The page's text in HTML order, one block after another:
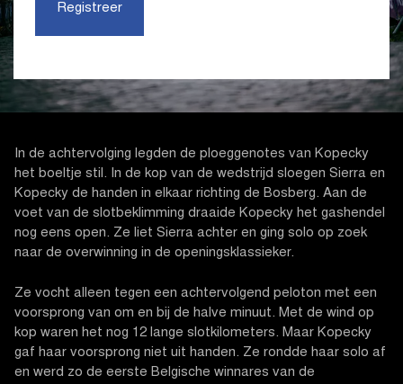
In de achtervolging legden de ploeggenotes van Kopecky
het boeltje stil. In de kop van de wedstrijd sloegen Sierra en
Kopecky de handen in elkaar richting de Bosberg. Aan de
voet van de slotbeklimming draaide Kopecky het gashendel
nog eens open. Ze liet Sierra achter en ging solo op zoek
naar de overwinning in de openingsklassieker.
Ze vocht alleen tegen een achtervolgend peloton met een
voorsprong van om en bij de halve minuut. Met de wind op
kop waren het nog 12 lange slotkilometers. Maar Kopecky
gaf haar voorsprong niet uit handen. Ze rondde haar solo af
en werd zo de eerste Belgische winnares van de
Registreer